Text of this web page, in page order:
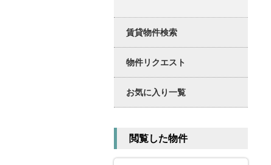
賃貸物件検索
物件リクエスト
お気に入り一覧
閲覧した物件